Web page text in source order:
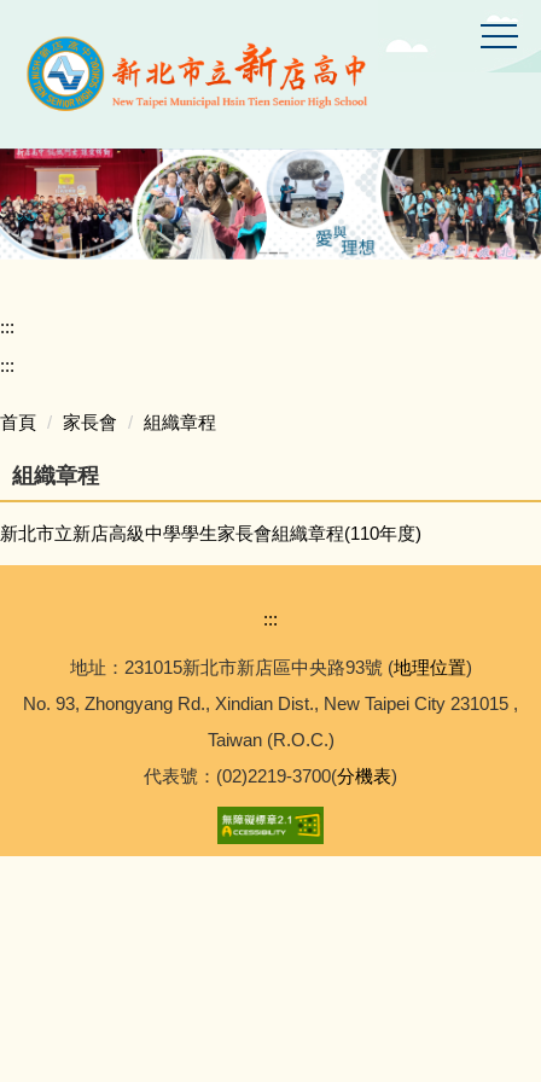
主
容
區
:::
:::
首頁 家長會 組織章程
組織章程
新北市立新店高級中學學生家長會組織章程(110年度)
:::
地址：231015新北市新店區中央路93號 (地理位置)
No. 93, Zhongyang Rd., Xindian Dist., New Taipei City 231015 ,
Taiwan (R.O.C.)
代表號：(02)2219-3700(分機表)